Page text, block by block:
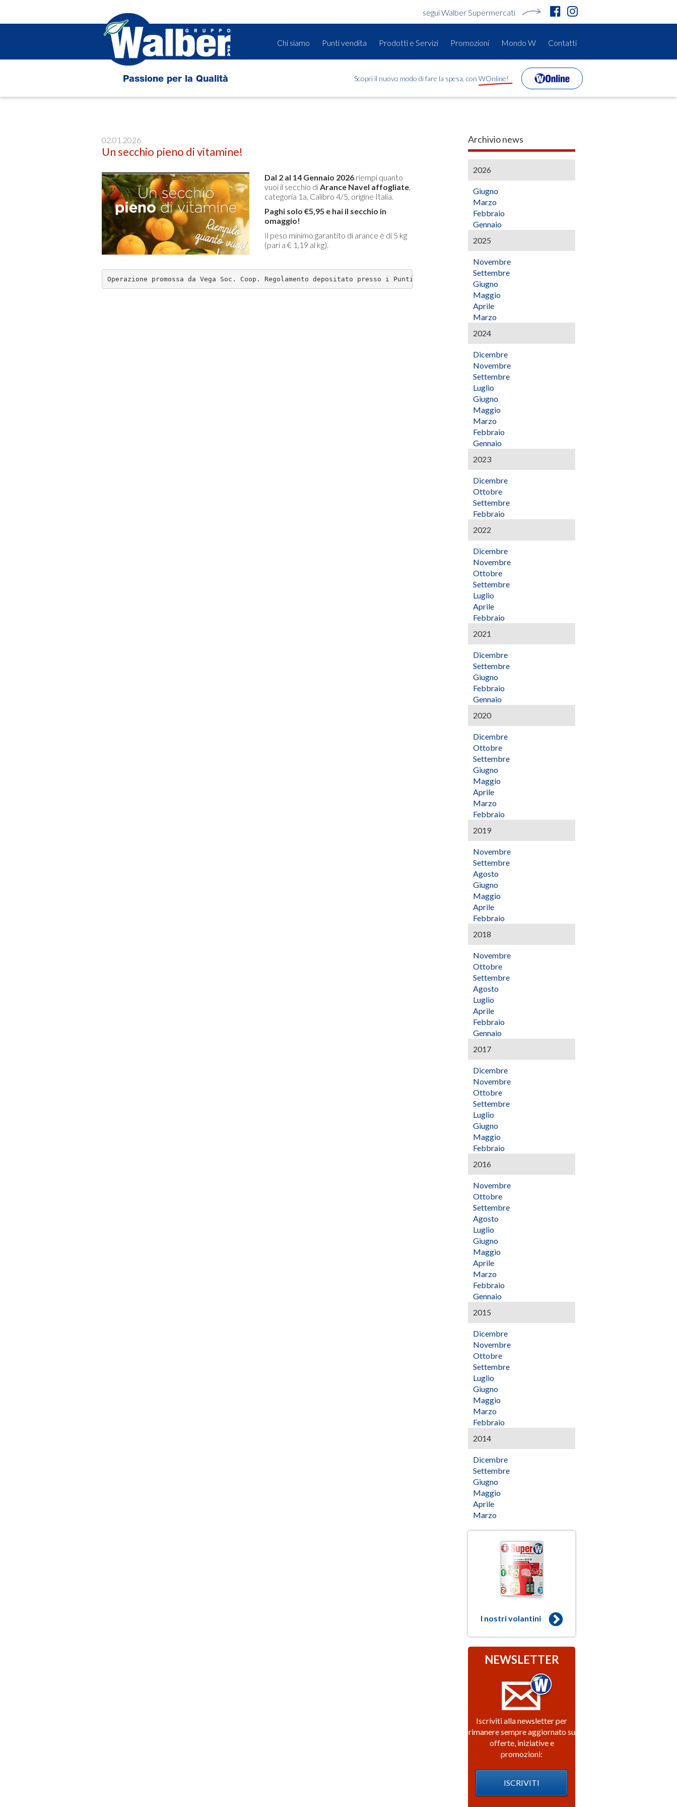
segui Walber Supermercati
Chi siamo Punti vendita Prodotti e Servizi Promozioni Mondo W Contatti
Passione per la Qualità Scopri il nuovo modo di fare la spesa, con WOnline!
02.01.2026
Un secchio pieno di vitamine!
Dal 2 al 14 Gennaio 2026 riempi quanto
vuoi il secchio diArance Navel affogliate,
categoria 1a, Calibro 4/5, origine Italia.
Paghi solo €5,95 e hai il secchio in
omaggio!
Il peso minimo garantito di arance è di 5 kg
(pari a € 1,19 al kg).
Operazione promossa da Vega Soc. Coop. Regolamento depositato presso i Punti Vendita aderenti che espongono il materiale pubblicitario.
Archivio news
2026
Giugno
Marzo
Febbraio
Gennaio
2025
Novembre
Settembre
Giugno
Maggio
Aprile
Marzo
2024
Dicembre
Novembre
Settembre
Luglio
Giugno
Maggio
Marzo
Febbraio
Gennaio
2023
Dicembre
Ottobre
Settembre
Febbraio
2022
Dicembre
Novembre
Ottobre
Settembre
Luglio
Aprile
Febbraio
2021
Dicembre
Settembre
Giugno
Febbraio
Gennaio
2020
Dicembre
Ottobre
Settembre
Giugno
Maggio
Aprile
Marzo
Febbraio
2019
Novembre
Settembre
Agosto
Giugno
Maggio
Aprile
Febbraio
2018
Novembre
Ottobre
Settembre
Agosto
Luglio
Aprile
Febbraio
Gennaio
2017
Dicembre
Novembre
Ottobre
Settembre
Luglio
Giugno
Maggio
Febbraio
2016
Novembre
Ottobre
Settembre
Agosto
Luglio
Giugno
Maggio
Aprile
Marzo
Febbraio
Gennaio
2015
Dicembre
Novembre
Ottobre
Settembre
Luglio
Giugno
Maggio
Marzo
Febbraio
2014
Dicembre
Settembre
Giugno
Maggio
Aprile
Marzo
I nostri volantini
NEWSLETTER
Iscriviti alla newsletter per
rimanere sempre aggiornato su
offerte, iniziative e
promozioni:
ISCRIVITI